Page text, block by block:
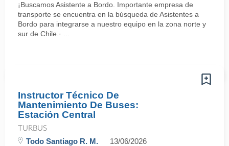
¡Buscamos Asistente a Bordo. Importante empresa de
transporte se encuentra en la búsqueda de Asistentes a
Bordo para integrarse a nuestro equipo en la zona norte y
sur de Chile.· ...
Instructor Técnico De
Mantenimiento De Buses:
Estación Central
TURBUS
Todo Santiago R. M. 13/06/2026